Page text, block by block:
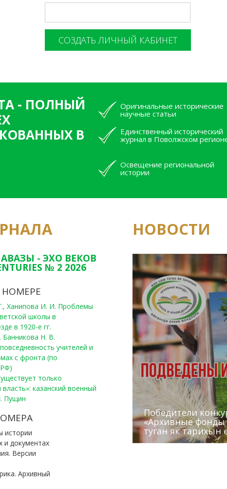
- ПОЛНЫЙ
В
Оригинальные исторические
научные статьи
Единственный исторический
журнал в Поволжском
Освещение региональной
истории
- ЭХО ВЕКОВ
№ 2 2026
НОМЕРЕ
Ханипова И. И. Проблемы
школы в
в 1920-е гг.
Н. В.
учителей и
с фронта (по
только
казанский военный
Пущин
истории
и документах
Версии
Архивный
НОВОСТИ
Победители
«Архивные фонды
туган як тарихын
Архивисты
Госархива
Юным
Сотрудники
Эхо веков»
(КХТИ)
«Мир архивов